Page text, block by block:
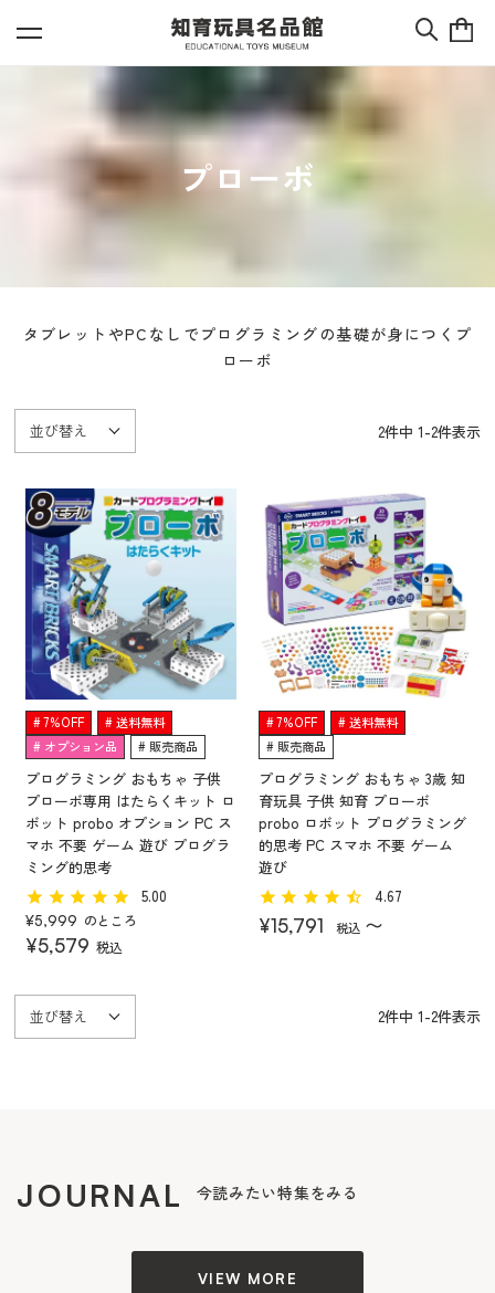
プローボ
タブレットやPCなしでプログラミングの基礎が身につくプ
ローボ
並び替え 2件中 1-2件表示
7%OFF
送料無料
オプション品
販売商品
プログラミング おもちゃ 子供
プローボ専用 はたらくキット ロ
ボット probo オプション PC ス
マホ 不要 ゲーム 遊び プログラ
ミング的思考
5.00
¥5,999 のところ
¥5,579 税込
7%OFF
送料無料
販売商品
プログラミング おもちゃ 3歳 知
育玩具 子供 知育 プローボ
probo ロボット プログラミング
的思考 PC スマホ 不要 ゲーム
遊び
4.67
¥15,791 税込 〜
並び替え 2件中 1-2件表示
JOURNAL 今読みたい特集をみる
VIEW MORE